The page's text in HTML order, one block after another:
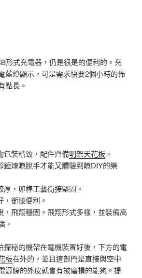
形式充電器，仍是很是的便利的。充
藍燈顯示，可是需求快要2個小時的佈
點長。
包裝精致，配件齊備明架天花板 。
錘煉瞭脫手才能又體驗到瞭DIY的樂
，卯榫工藝銜接堅固。
銜接便利。
，飛翔穩固。飛翔形式多樣，並裝備高
。
探秘的機架在電機裝置好後，下方的電
板在外的，並且這部門是直接與空中
源線的外皮就會有被磨損的能夠。提